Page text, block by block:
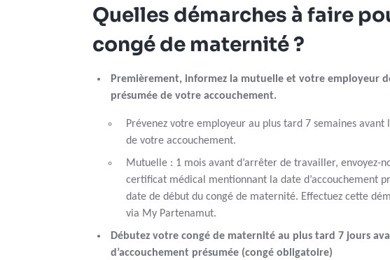
Quelles démarches à faire
congé de maternité ?
Premièrement, informez la mutuelle et votre employeur
présumée de votre accouchement.
Prévenez votre employeur au plus tard 7 semaines avant
de votre accouchement.
Mutuelle : 1 mois avant d’arrêter de travailler, envoyez-
certificat médical mentionnant la date d’accouchement
date de début du congé de maternité. Effectuez cette
via My Partenamut.
Débutez votre congé de maternité au plus tard 7 jours
d’accouchement présumée (congé obligatoire)